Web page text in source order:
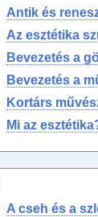
Antik és
Az esztétika
Bevezetés a
Bevezetés a
Kortárs
Mi az
A cseh és a